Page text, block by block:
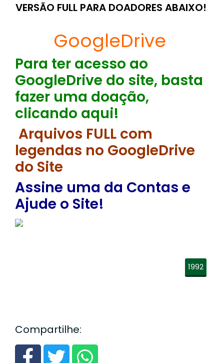
VERSÃO FULL PARA DOADORES ABAIXO!
GoogleDrive
Para ter acesso ao
GoogleDrive do site, basta
fazer uma doação,
clicando aqui!
Arquivos FULL com
legendas no GoogleDrive
do Site
Assine uma da Contas e
Ajude o Site!
1992
Compartilhe: